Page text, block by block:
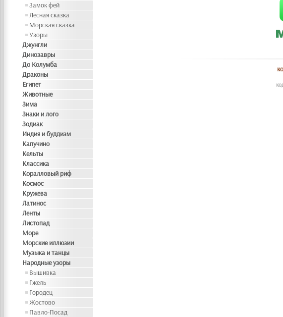
Замок фей
Лесная сказка
Морская сказка
Узоры
Джунгли
Динозавры
До Колумба
Драконы
Египет
Животные
Зима
Знаки и лого
Зодиак
Индия и буддизм
Капучино
Кельты
Классика
Коралловый риф
Космос
Кружева
Латинос
Ленты
Листопад
Море
Морские иллюзии
Музыка и танцы
Народные узоры
Вышивка
Гжель
Городец
Жостово
Павло-Посад